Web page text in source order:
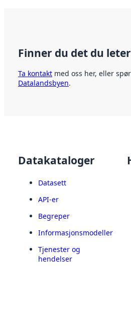
Finner du det du
Ta kontakt med oss her, eller
Datalandsbyen.
Datakataloger
Datasett
API-er
Begreper
Informasjonsmodeller
Tjenester og
hendelser